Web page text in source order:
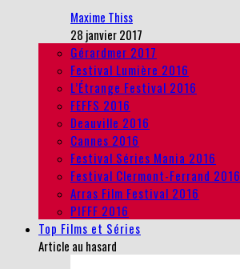
Maxime Thiss
28 janvier 2017
Gérardmer 2017
Festival Lumière 2016
L’Étrange Festival 2016
FEFFS 2016
Deauville 2016
Cannes 2016
Festival Séries Mania 2016
Festival Clermont-Ferrand 2016
Arras Film Festival 2016
PIFFF 2016
Top Films et Séries
Article au hasard